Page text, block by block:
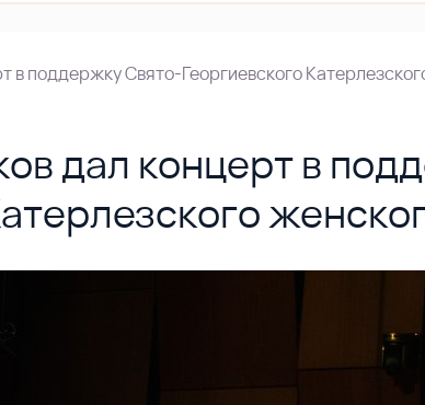
в поддержку Свято-Георгиевского
дал концерт в